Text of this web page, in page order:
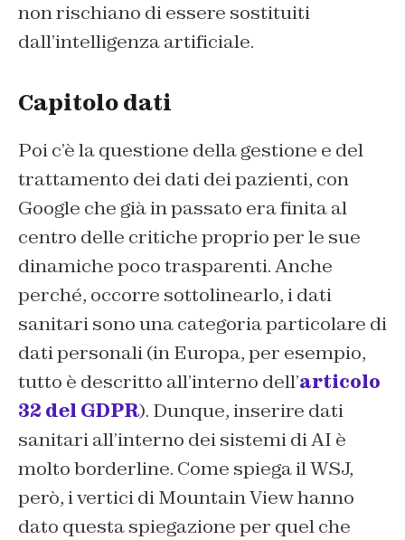
non rischiano di essere sostituiti
dall’intelligenza artificiale.
Capitolo dati
Poi c’è la questione della gestione e del
trattamento dei dati dei pazienti, con
Google che già in passato era finita al
centro delle critiche proprio per le sue
dinamiche poco trasparenti. Anche
perché, occorre sottolinearlo, i dati
sanitari sono una categoria particolare di
dati personali (in Europa, per esempio,
tutto è descritto all’interno dell’articolo
32 del GDPR). Dunque, inserire dati
sanitari all’interno dei sistemi di AI è
molto borderline. Come spiega il WSJ,
però, i vertici di Mountain View hanno
dato questa spiegazione per quel che